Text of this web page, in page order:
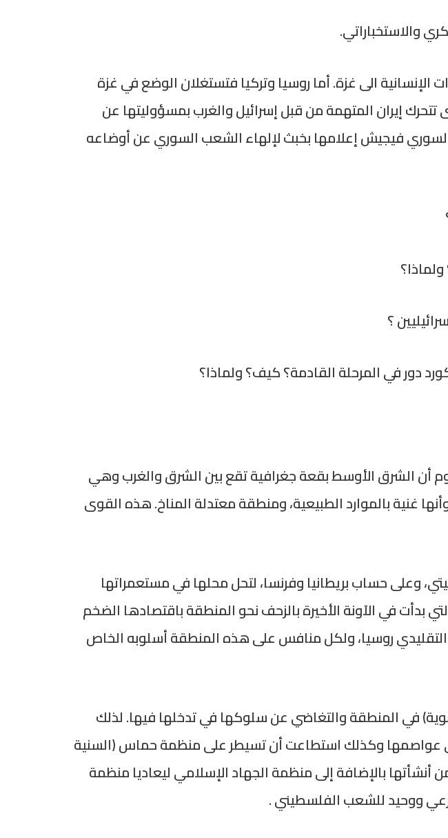
والاستخباراتي.
الى غزة. أما روسيا وتركيا فتستغلان الوضع في غزة
إيران المتهمة من قبل إسرائيل والغرب بمسؤوليتها عن
فيجيش إعلامها بخبث لإلهاء الشعب السوري عن أوضاعه
الشرق الأوسط بقعة جغرافية تقع بين الشرق والغرب وهي
غنية بالموارد الطبيعية، ومنطقة معتدلة المناخ. هذه القوى
وعلى حساب بريطانيا وفرنسا، لتحل محلها في مستعمراتها
بدأت في الآونة الأخيرة بالزحف نحو المنطقة باقتصادها الضخم
روسيا، ولكل منافس على هذه المنطقة أسلوبه الخاص
في المنطقة والتغاضي عن سلوكها في تدخلها فيها. لذلك
على عواصمها وكذلك استطاعت أن تسيطر على منظمة حماس (السنية
أنشأتها بالإضافة إلى منظمة الجهاد الإسلامي ليعاديا منظمة
ووحيد للشعب الفلسطيني .